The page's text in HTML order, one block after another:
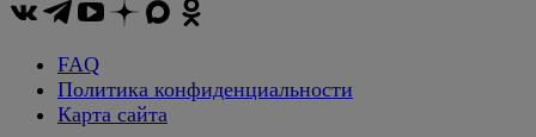
FAQ
Политика конфиденциальности
Карта сайта